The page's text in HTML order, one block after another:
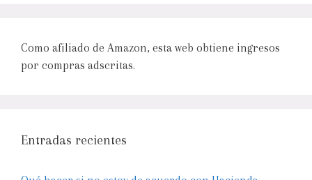
Como afiliado de Amazon, esta web obtiene ingresos
por compras adscritas.
Entradas recientes